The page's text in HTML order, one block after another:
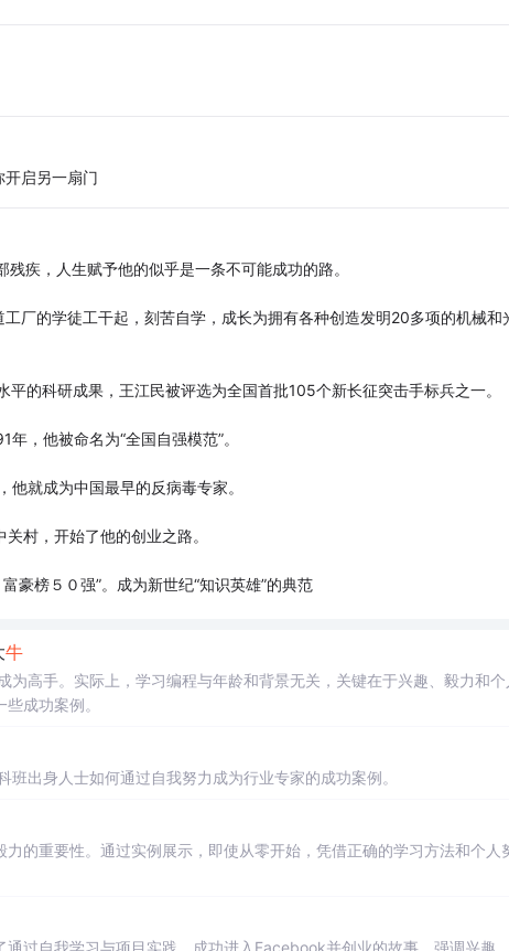
启另一扇门
疾，人生赋予他的似乎是一条不可能成功的路。
厂的学徒工干起，刻苦自学，成长为拥有各种创造发明20多项的机械和
的科研成果，王江民被评选为全国首批105个新长征突击手标兵之一。
，他被命名为“全国自强模范”。
就成为中国最早的反病毒专家。
村，开始了他的创业之路。
豪榜５０强”。成为新世纪“知识英雄”的典范
牛
高手。实际上，学习编程与年龄和背景无关，关键在于兴趣、毅力和个
成功案例。
出身人士如何通过自我努力成为行业专家的成功案例。
的重要性。通过实例展示，即使从零开始，凭借正确的学习方法和个人
过自我学习与项目实践，成功进入Facebook并创业的故事，强调兴趣